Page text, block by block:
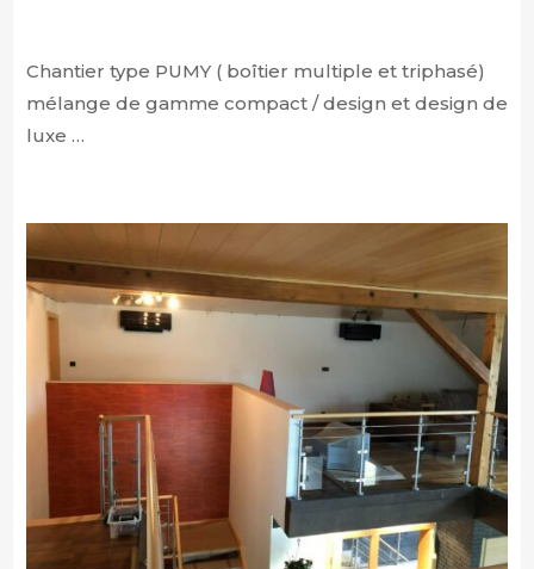
Chantier type PUMY ( boîtier multiple et triphasé)
mélange de gamme compact / design et design de
luxe …